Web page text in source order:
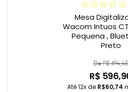
Mesa
Wacom Intuos
Pequena ,
Preto
De R$ 694,45
R$
Até 12x de R$60,74